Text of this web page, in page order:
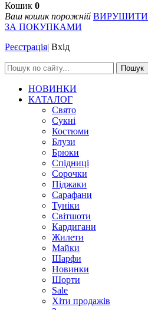
Кошик 0
Ваш кошик порожній ВИРУШИТИ
ЗА ПОКУПКАМИ
Реєстрація| Вхід
Пошук
НОВИНКИ
КАТАЛОГ
Свято
Сукні
Костюми
Блузи
Брюки
Спідниці
Сорочки
Піджаки
Сарафани
Туніки
Світшоти
Кардигани
Жилети
Майки
Шарфи
Новинки
Шорти
Sale
Хіти продажів